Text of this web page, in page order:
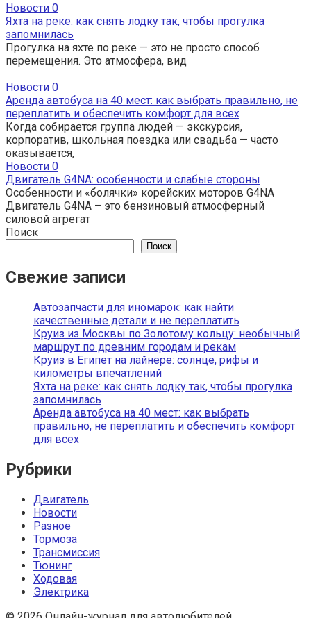
Новости 0
Яхта на реке: как снять лодку так, чтобы прогулка
запомнилась
Прогулка на яхте по реке — это не просто способ
перемещения. Это атмосфера, вид
Новости 0
Аренда автобуса на 40 мест: как выбрать правильно, не
переплатить и обеспечить комфорт для всех
Когда собирается группа людей — экскурсия,
корпоратив, школьная поездка или свадьба — часто
оказывается,
Новости 0
Двигатель G4NA: особенности и слабые стороны
Особенности и «болячки» корейских моторов G4NA
Двигатель G4NA – это бензиновый атмосферный
силовой агрегат
Поиск
Поиск
Свежие записи
Автозапчасти для иномарок: как найти
качественные детали и не переплатить
Круиз из Москвы по Золотому кольцу: необычный
маршрут по древним городам и рекам
Круиз в Египет на лайнере: солнце, рифы и
километры впечатлений
Яхта на реке: как снять лодку так, чтобы прогулка
запомнилась
Аренда автобуса на 40 мест: как выбрать
правильно, не переплатить и обеспечить комфорт
для всех
Рубрики
Двигатель
Новости
Разное
Тормоза
Трансмиссия
Тюнинг
Ходовая
Электрика